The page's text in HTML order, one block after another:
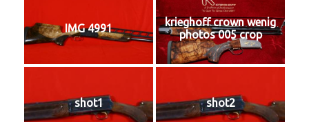
IMG 4991
krieghoff crown wenig
photos 005 crop
shot1 shot2